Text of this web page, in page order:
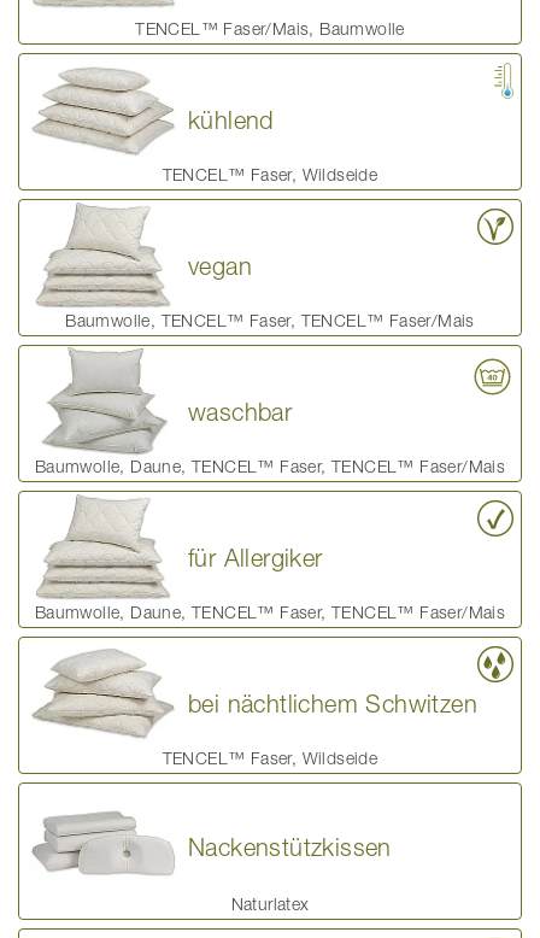
TENCEL™ Faser/Mais, Baumwolle
kühlend
TENCEL™ Faser, Wildseide
vegan
Baumwolle, TENCEL™ Faser, TENCEL™ Faser/Mais
waschbar
Baumwolle, Daune, TENCEL™ Faser, TENCEL™ Faser/Mais
für Allergiker
Baumwolle, Daune, TENCEL™ Faser, TENCEL™ Faser/Mais
bei nächtlichem Schwitzen
TENCEL™ Faser, Wildseide
Nackenstützkissen
Naturlatex